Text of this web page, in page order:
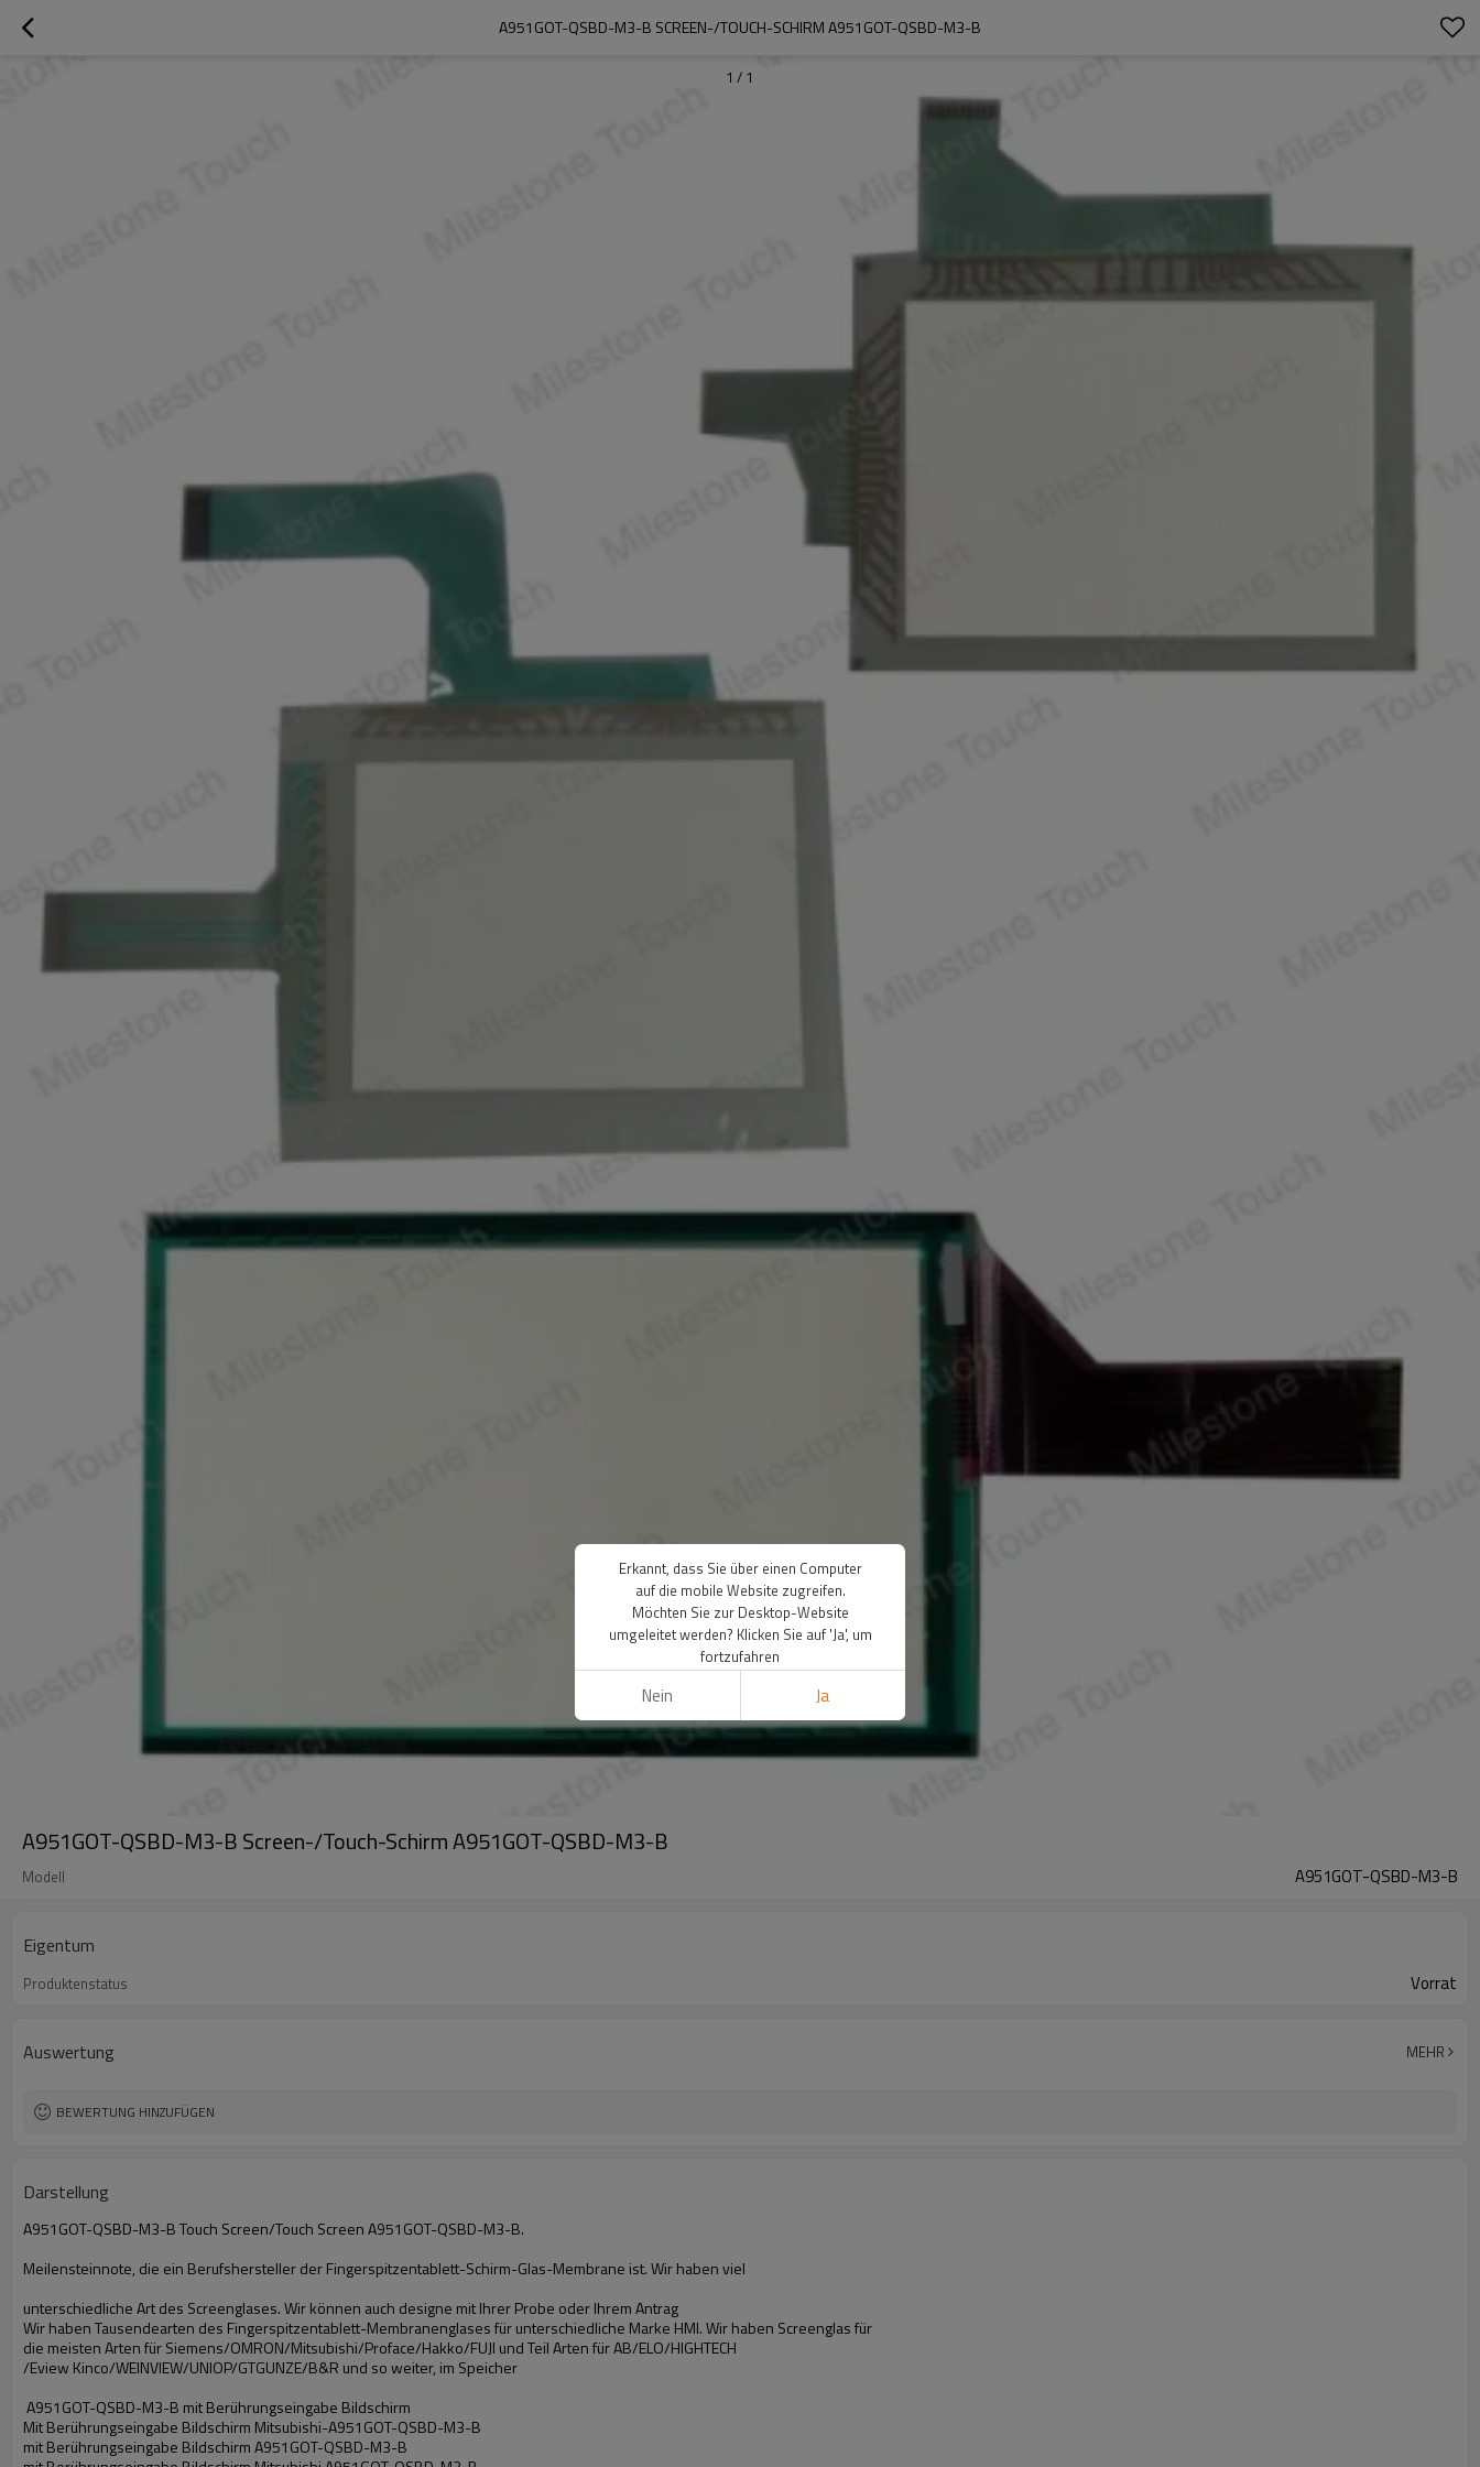
A951GOT-QSBD-M3-B SCREEN-/TOUCH-SCHIRM A951GOT-QSBD-M3-B
1 / 1
A951GOT-QSBD-M3-B Screen-/Touch-Schirm A951GOT-QSBD-M3-B
Modell A951GOT-QSBD-M3-B
Eigentum
Produktenstatus Vorrat
Auswertung MEHR
BEWERTUNG HINZUFÜGEN
Darstellung
A951GOT-QSBD-M3-B Touch Screen/Touch Screen A951GOT-QSBD-M3-B.
Meilensteinnote, die ein Berufshersteller der Fingerspitzentablett-Schirm-Glas-Membrane ist. Wir haben viel
unterschiedliche Art des Screenglases. Wir können auch designe mit Ihrer Probe oder Ihrem Antrag
Wir haben Tausendearten des Fingerspitzentablett-Membranenglases für unterschiedliche Marke HMI. Wir haben Screenglas für
die meisten Arten für Siemens/OMRON/Mitsubishi/Proface/Hakko/FUJI und Teil Arten für AB/ELO/HIGHTECH
/Eview Kinco/WEINVIEW/UNIOP/GTGUNZE/B&R und so weiter, im Speicher
A951GOT-QSBD-M3-B mit Berührungseingabe Bildschirm
Mit Berührungseingabe Bildschirm Mitsubishi-A951GOT-QSBD-M3-B
mit Berührungseingabe Bildschirm A951GOT-QSBD-M3-B
Erkannt, dass Sie über einen Computer
auf die mobile Website zugreifen.
Möchten Sie zur Desktop-Website
umgeleitet werden? Klicken Sie auf 'Ja', um
fortzufahren
Nein Ja